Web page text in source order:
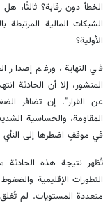
الخطأ دون رقابة؟ ثالثًا،
الشبكات المالية
الأولية؟
في النهاية، ورغم إصدار
المنشور، إلا أن الحادثة
عن القرار". إن تضافر
المقاومة، والحساسية
في موقفٍ اضطرها إلى النأي
تُظهر نتيجة هذه الحادثة
التطورات الإقليمية
متعددة المستويات. لم